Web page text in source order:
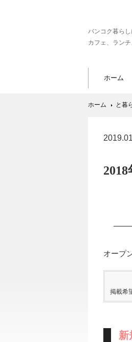
バンコク暮らし
カフェ、ラン
ホーム
ホーム と暮
オープ
掲載希
新